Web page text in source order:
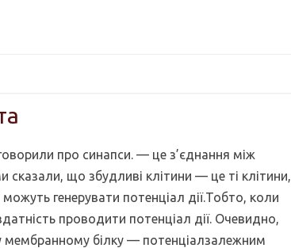
про синапси. — це з’єднання між
що збудливі клітини — це ті клітини,
можуть генерувати потенціал дії.Тобто, коли
проводити потенціал дії. Очевидно,
мембранному білку — потенціалзалежним